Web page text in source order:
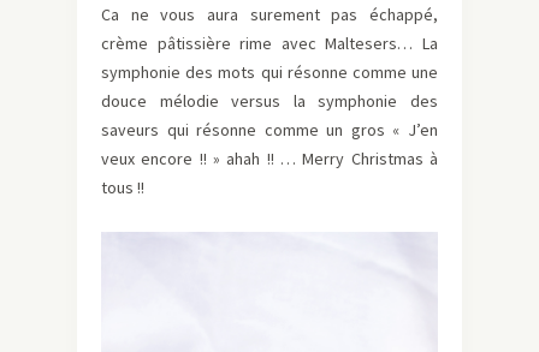
Ca ne vous aura surement pas échappé,
crème pâtissière rime avec Maltesers… La
symphonie des mots qui résonne comme une
douce mélodie versus la symphonie des
saveurs qui résonne comme un gros « J’en
veux encore !! » ahah !! … Merry Christmas à
tous !!